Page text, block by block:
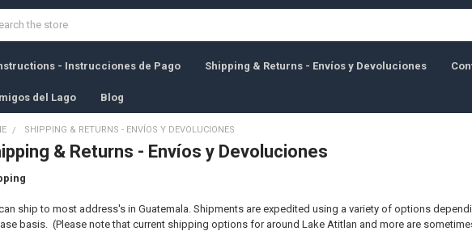
- Instrucciones de Pago Shipping & Returns - Envíos y Devoluciones
del Lago Blog
SHIPPING & RETURNS - ENVÍOS Y DEVOLUCIONES
& Returns - Envíos y Devoluciones
ship to most address's in Guatemala. Shipments are expedited using a variety of options
basis. (Please note that current shipping options for around Lake Atitlan and more are